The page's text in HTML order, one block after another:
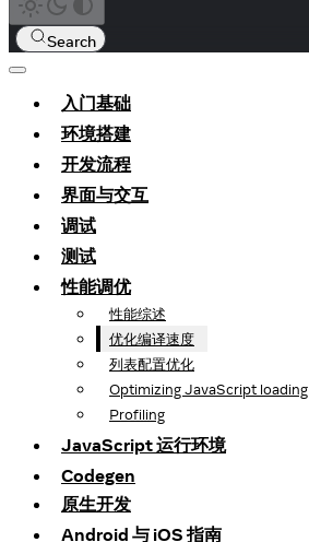
Search
入门基础
环境搭建
开发流程
界面与交互
调试
测试
性能调优
性能综述
优化编译速度
列表配置优化
Optimizing JavaScript loading
Profiling
JavaScript 运行环境
Codegen
原生开发
Android 与 iOS 指南